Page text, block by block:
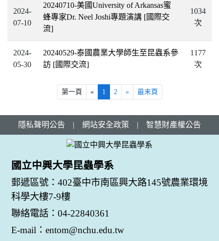
2024-
07-10
20240710-美國University of Arkansas蜜
蜂專家Dr. Neel Joshi專題演講 [國際交
流]
1034
次
2024-
05-30
20240529-泰國農業大學師生至昆蟲系參
訪 [國際交流]
1177
次
第一頁 « 1 2 » 最末頁
隱私聲明公告 | 網站安全政策 | 智慧財產權公告
國立中興大學昆蟲學系
郵遞區號：402臺中市南區興大路145號農業環境
科學大樓7-9樓
聯絡電話：04-22840361
E-mail：entom@nchu.edu.tw